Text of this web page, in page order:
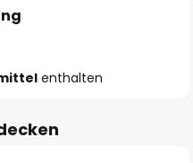
enthalten